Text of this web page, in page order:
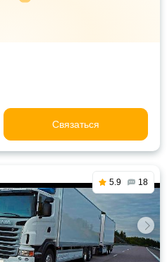
Связаться
5.9 18